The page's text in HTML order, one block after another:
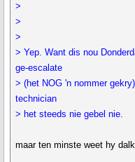
>
>
>
> Yep. Want dis nou
ge-escalate
> (het NOG 'n nommer
technician
> het steeds nie gebel nie.
maar ten minste weet hy